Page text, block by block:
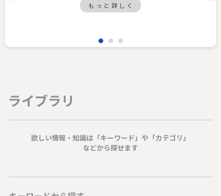
もっと詳しく
ライブラリ
欲しい情報・知識は「キーワード」や「カテゴリ」
などから探せます